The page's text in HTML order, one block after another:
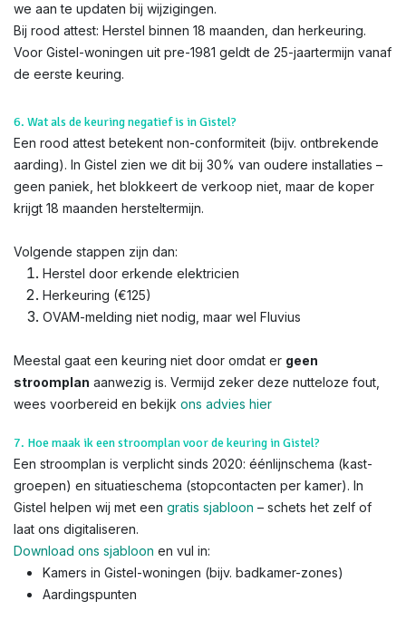
we aan te updaten bij wijzigingen.
Bij rood attest: Herstel binnen 18 maanden, dan herkeuring.
Voor Gistel-woningen uit pre-1981 geldt de 25-jaartermijn vanaf
de eerste keuring.
6. Wat als de keuring negatief is in Gistel?
Een rood attest betekent non-conformiteit (bijv. ontbrekende
aarding). In Gistel zien we dit bij 30% van oudere installaties –
geen paniek, het blokkeert de verkoop niet, maar de koper
krijgt 18 maanden hersteltermijn.
Volgende stappen zijn dan:
Herstel door erkende elektricien
Herkeuring (€125)
OVAM-melding niet nodig, maar wel Fluvius
Meestal gaat een keuring niet door omdat er geen
stroomplan aanwezig is. Vermijd zeker deze nutteloze fout,
wees voorbereid en bekijk ons advies hier
7. Hoe maak ik een stroomplan voor de keuring in Gistel?
Een stroomplan is verplicht sinds 2020: éénlijnschema (kast-
groepen) en situatieschema (stopcontacten per kamer). In
Gistel helpen wij met een gratis sjabloon – schets het zelf of
laat ons digitaliseren.
Download ons sjabloon en vul in:
Kamers in Gistel-woningen (bijv. badkamer-zones)
Aardingspunten